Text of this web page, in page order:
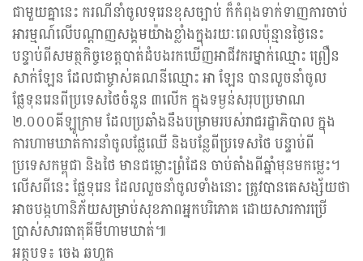
ជាមួយគ្នានេះ ករណីនាំចូលទុរេនខុសច្បាប់ ក៏កំពុងទាក់ទាញការចាប់
អារម្មណ៍លើបណ្តាញសង្គមយ៉ាងខ្លាំងក្នុងរយៈពេលប៉ុន្មានថ្ងៃនេះ
បន្ទាប់ពីសមត្ថកិច្ចខេត្តបាត់ដំបងរកឃើញអាជីវករម្នាក់ឈ្មោះ ព្រឿន
សាក់ឡែន ដែលជាម្ចាស់គណនីឈ្មោះ អា ឡែន បានលួចនាំចូល
ផ្លែទុនរេនពីប្រទេសថៃចំនួន ៣លើក ក្នុងទម្ងន់សរុបប្រមាណ
២.០០០គីឡូក្រាម ដែលប្រឆាំងនឹងបម្រាមរបស់រាជរដ្ឋាភិបាល ក្នុង
ការហាមឃាត់ការនាំចូលផ្លែឈើ និងបន្លែពីប្រទេសថៃ បន្ទាប់ពី
ប្រទេសកម្ពុជា និងថៃ មានជម្លោះព្រំដែន ចាប់តាំងពីឆ្នាំមុនមកម្លេះ។
លើសពីនេះ ផ្លែទុរេន ដែលលួចនាំចូលទាំងនោះ ត្រូវបានគេសង្ស័យថា
អាចបង្កហានិភ័យសម្រាប់សុខភាពអ្នកបរិភោគ ដោយសារការប្រើ
ប្រាស់សារធាតុគីមីហាមឃាត់៕
អត្ថបទ៖ ចេង ឆហួត